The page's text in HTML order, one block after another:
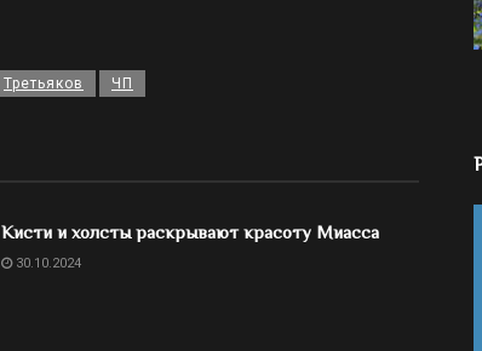
Третьяков ЧП
Кисти и холсты раскрывают красоту Миасса
30.10.2024